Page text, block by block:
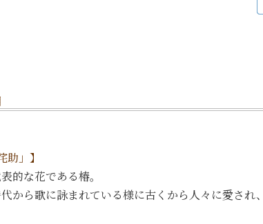
助」】
的な花である椿。
から歌に詠まれている様に古くから人々に愛され